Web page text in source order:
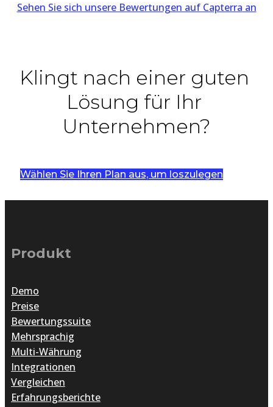
Sehen Sie sich unsere Bewertungen auf Capterra an
Klingt nach einer guten
Lösung für Ihr
Unternehmen?
Wählen Sie Ihren Plan aus, um loszulegen
Produkt
Demo
Preise
Bewertungssuite
Mehrsprachig
Multi-Währung
Integrationen
Vergleichen
Erfahrungsberichte